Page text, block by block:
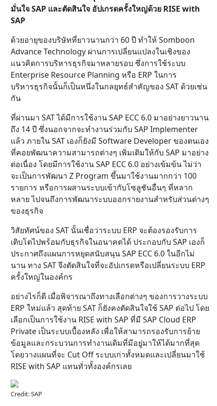
มั่นใจ SAP และตัดสินใจ อัปเกรดครั้งใหญ่ด้วย RISE with
SAP
ด้วยอายุของบริษัทที่ยาวนานกว่า 60 ปี ทำให้ Somboon
Advance Technology ผ่านการเปลี่ยนแปลงในเชิงของ
แนวคิดการบริหารธุรกิจมาหลายรอบ ซึ่งการใช้ระบบ
Enterprise Resource Planning หรือ ERP ในการ
บริหารธุรกิจนั้นก็เป็นหนึ่งในกลยุทธ์สำคัญของ SAT ด้วยเช่น
กัน
ที่ผ่านมา SAT ได้มีการใช้งาน SAP ECC 6.0 มาอย่างยาวนาน
ถึง 14 ปี ซึ่งนอกจากจะทำงานร่วมกับ SAP Implementer
แล้ว ภายใน SAT เองก็ยังมี Software Developer ของตนเอง
ที่คอยพัฒนาความสามารถต่างๆ เพิ่มเติมให้กับ SAP มาอย่าง
ต่อเนื่อง โดยมีการใช้งาน SAP ECC 6.0 อย่างเข้มข้น ไม่ว่า
จะเป็นการพัฒนา Z Program ขึ้นมาใช้งานมากกว่า 100
รายการ หรือการผสานระบบเข้ากับโซลูชันอื่นๆ ที่หลาก
หลาย ไปจนถึงการพัฒนาระบบออกรายงานสำหรับส่วนต่างๆ
ของธุรกิจ
วิสัยทัศน์ของ SAT นั้นเชื่อว่าระบบ ERP จะต้องรองรับการ
เติบโตไปพร้อมกับธุรกิจในอนาคตได้ ประกอบกับ SAP เองก็
ประกาศถึงแผนการหยุดสนับสนุน SAP ECC 6.0 ในอีกไม่
นาน ทาง SAT จึงตัดสินใจที่จะอัปเกรดหรือเปลี่ยนระบบ ERP
ครั้งใหญ่ในองค์กร
อย่างไรก็ดี เมื่อพิจารณาถึงทางเลือกต่างๆ ของการวางระบบ
ERP ใหม่แล้ว สุดท้าย SAT ก็ยังคงตัดสินใจใช้ SAP ต่อไป โดย
เลือกเป็นการใช้งาน RISE with SAP ที่มี SAP Cloud ERP
Private เป็นระบบเบื้องหลัง เพื่อให้สามารถรองรับการย้าย
ข้อมูลและกระบวนการทำงานเดิมที่มีอยู่มาให้ได้มากที่สุด
โดยวางแผนที่จะ Cut Off ระบบเก่าทั้งหมดและเปลี่ยนมาใช้
RISE with SAP แทนทั่วทั้งองค์กรเลย
Credit: SAP